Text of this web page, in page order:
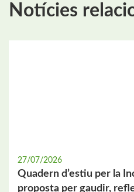
Notícies
27/07/2026
Quadern d’estiu per la
proposta per gaudir,